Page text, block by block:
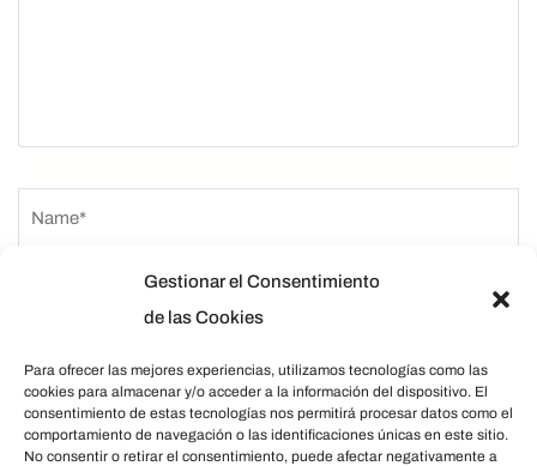
Gestionar el Consentimiento
de las Cookies
Para ofrecer las mejores experiencias, utilizamos tecnologías como las
cookies para almacenar y/o acceder a la información del dispositivo. El
consentimiento de estas tecnologías nos permitirá procesar datos como el
comportamiento de navegación o las identificaciones únicas en este sitio.
No consentir o retirar el consentimiento, puede afectar negativamente a